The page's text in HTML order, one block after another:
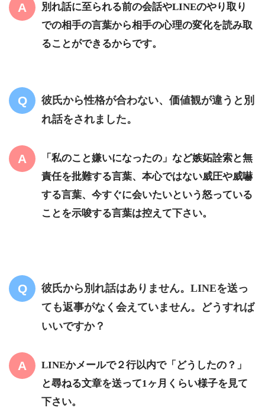
別れ話に至られる前の会話やLINEのやり取り
での相手の言葉から相手の心理の変化を読み取
ることができるからです。
彼氏から性格が合わない、価値観が違うと別
れ話をされました。
「私のこと嫌いになったの」など嫉妬詮索と無
責任を批難する言葉、本心ではない威圧や威嚇
する言葉、今すぐに会いたいという怒っている
ことを示唆する言葉は控えて下さい。
彼氏から別れ話はありません。LINEを送っ
ても返事がなく会えていません。どうすれば
いいですか？
LINEかメールで２行以内で「どうしたの？」
と尋ねる文章を送って1ヶ月くらい様子を見て
下さい。